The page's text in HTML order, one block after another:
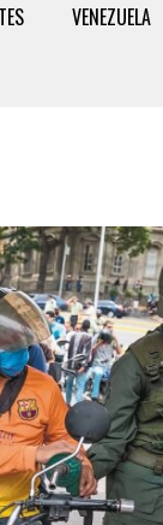
VENEZUELA